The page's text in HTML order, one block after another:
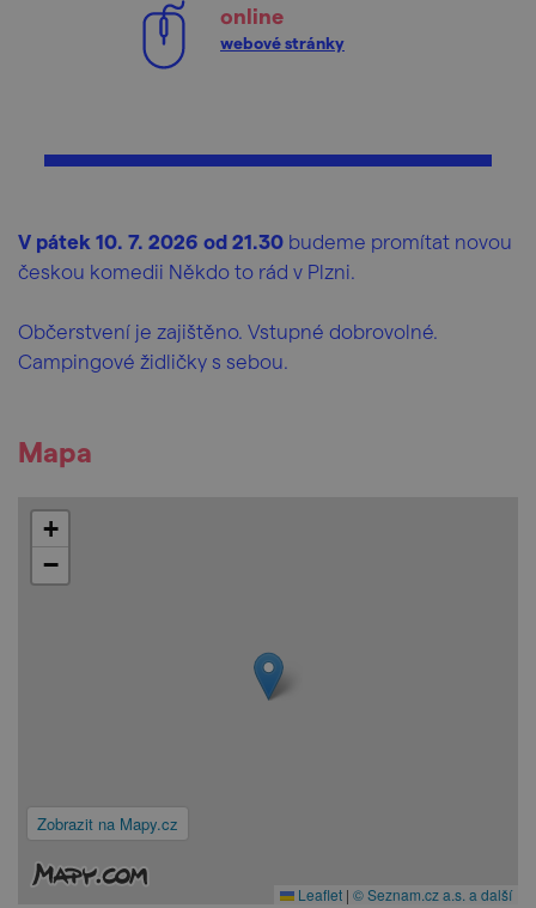
online
webové stránky
V pátek 10. 7. 2026 od 21.30 budeme promítat novou
českou komedii Někdo to rád v Plzni.
Občerstvení je zajištěno. Vstupné dobrovolné.
Campingové židličky s sebou.
Mapa
Zobrazit na Mapy.cz
+
−
Leaflet | © Seznam.cz a.s. a další